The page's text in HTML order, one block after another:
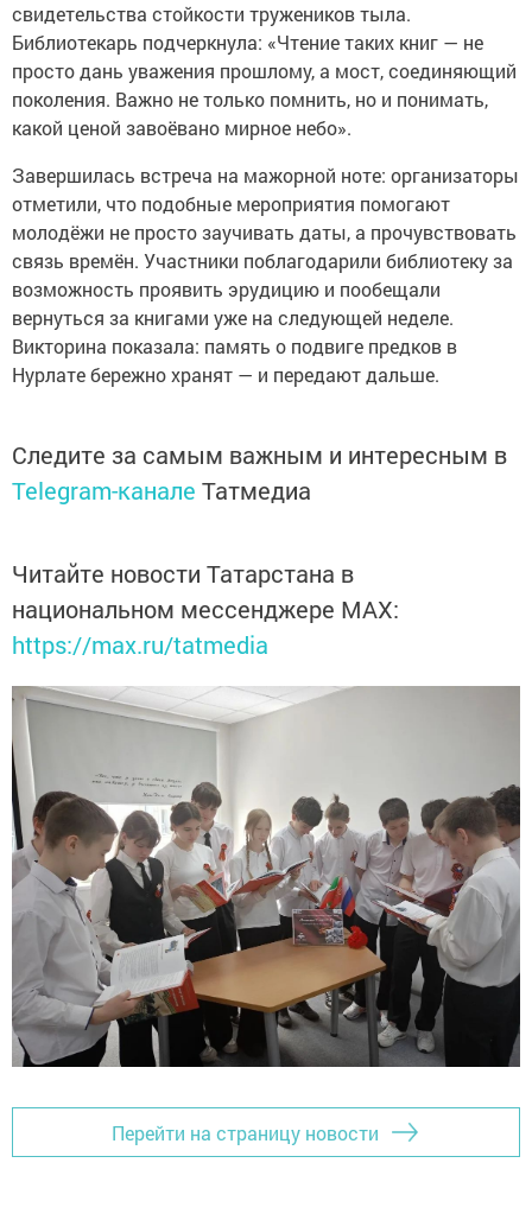
свидетельства стойкости тружеников тыла.
Библиотекарь подчеркнула: «Чтение таких книг — не
просто дань уважения прошлому, а мост, соединяющий
поколения. Важно не только помнить, но и понимать,
какой ценой завоёвано мирное небо».
Завершилась встреча на мажорной ноте: организаторы
отметили, что подобные мероприятия помогают
молодёжи не просто заучивать даты, а прочувствовать
связь времён. Участники поблагодарили библиотеку за
возможность проявить эрудицию и пообещали
вернуться за книгами уже на следующей неделе.
Викторина показала: память о подвиге предков в
Нурлате бережно хранят — и передают дальше.
Следите за самым важным и интересным в
Telegram-канале Татмедиа
Читайте новости Татарстана в
национальном мессенджере MАХ:
https://max.ru/tatmedia
Перейти на страницу новости